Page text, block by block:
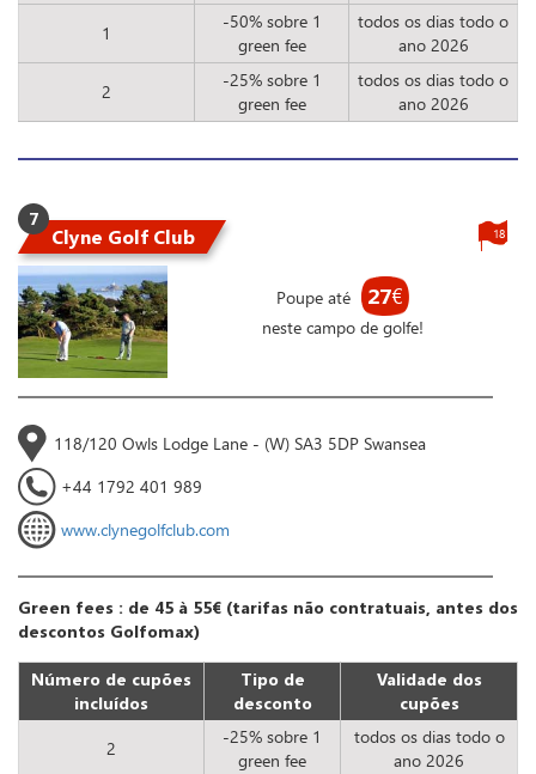
1
-50% sobre 1
green fee
todos os dias todo o
ano 2026
2
-25% sobre 1
green fee
todos os dias todo o
ano 2026
7
Clyne Golf Club
Poupe até 27€
neste campo de golfe!
18
118/120 Owls Lodge Lane - (W) SA3 5DP Swansea
+44 1792 401 989
www.clynegolfclub.com
Green fees : de 45 à 55€ (tarifas não contratuais, antes dos
descontos Golfomax)
Número de cupões
incluídos
Tipo de
desconto
Validade dos
cupões
2
-25% sobre 1
green fee
todos os dias todo o
ano 2026